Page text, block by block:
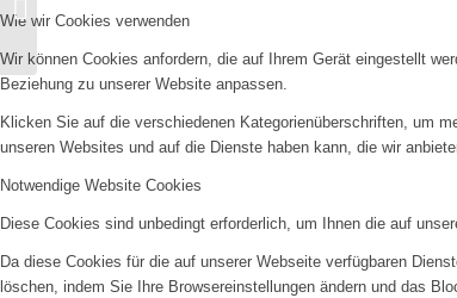
Wie wir Cookies verwenden
Wir können Cookies anfordern, die auf Ihrem Gerät eingestellt
Beziehung zu unserer Website anpassen.
Klicken Sie auf die verschiedenen Kategorienüberschriften, um
unseren Websites und auf die Dienste haben kann, die wir
Notwendige Website Cookies
Diese Cookies sind unbedingt erforderlich, um Ihnen die auf
Da diese Cookies für die auf unserer Webseite verfügbaren
löschen, indem Sie Ihre Browsereinstellungen ändern und das